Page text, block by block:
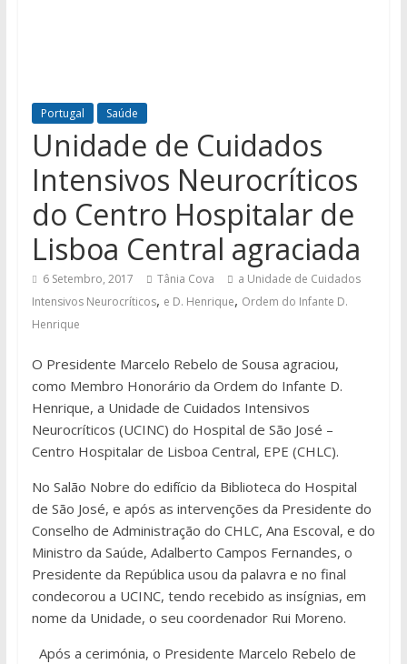
Portugal Saúde
Unidade de Cuidados
Intensivos Neurocríticos
do Centro Hospitalar de
Lisboa Central agraciada
6 Setembro, 2017 Tânia Cova
a Unidade de Cuidados
Intensivos Neurocríticos, e D. Henrique, Ordem do Infante D.
Henrique
O Presidente Marcelo Rebelo de Sousa agraciou,
como Membro Honorário da Ordem do Infante D.
Henrique, a Unidade de Cuidados Intensivos
Neurocríticos (UCINC) do Hospital de São José –
Centro Hospitalar de Lisboa Central, EPE (CHLC).
No Salão Nobre do edifício da Biblioteca do Hospital
de São José, e após as intervenções da Presidente do
Conselho de Administração do CHLC, Ana Escoval, e do
Ministro da Saúde, Adalberto Campos Fernandes, o
Presidente da República usou da palavra e no final
condecorou a UCINC, tendo recebido as insígnias, em
nome da Unidade, o seu coordenador Rui Moreno.
Após a cerimónia, o Presidente Marcelo Rebelo de